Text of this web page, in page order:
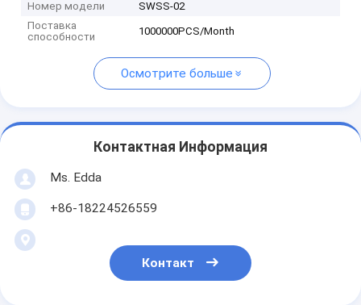
Номер модели
SWSS-02
Поставка
способности
1000000PCS/Month
Осмотрите больше
Контактная Информация
Ms. Edda
+86-18224526559
Контакт